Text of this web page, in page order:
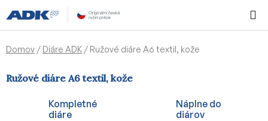
na
obsah
KOŠÍK
Domov / Diáre ADK / Ružové diáre A6 textil, kože
Ružové diáre A6 textil, kože
Kompletné
diáre
Náplne do
diárov